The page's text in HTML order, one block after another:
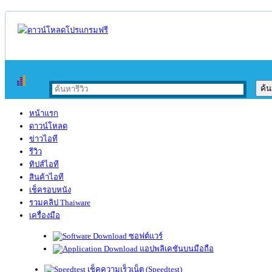
หน้าแรก
ดาวน์โหลด
ข่าวไอที
รีวิว
ทิปส์ไอที
สินค้าไอที
เช็ครอบหนัง
รวมคลิป Thaiware
เครื่องมือ
ซอฟต์แวร์
แอปพลิเคชันบนมือถือ
เช็คความเร็วเน็ต (Speedtest)